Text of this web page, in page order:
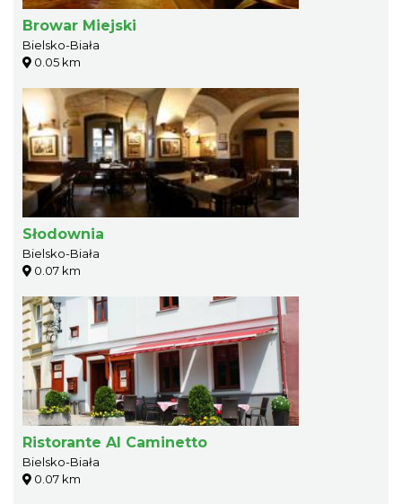
Browar Miejski
Bielsko-Biała
0.05 km
Słodownia
Bielsko-Biała
0.07 km
Ristorante Al Caminetto
Bielsko-Biała
0.07 km